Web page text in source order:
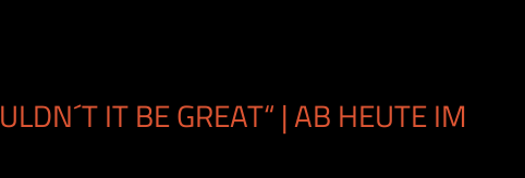
IT BE GREAT“ | AB HEUTE IM